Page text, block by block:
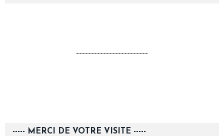
------------------------
----- MERCI DE VOTRE VISITE -----